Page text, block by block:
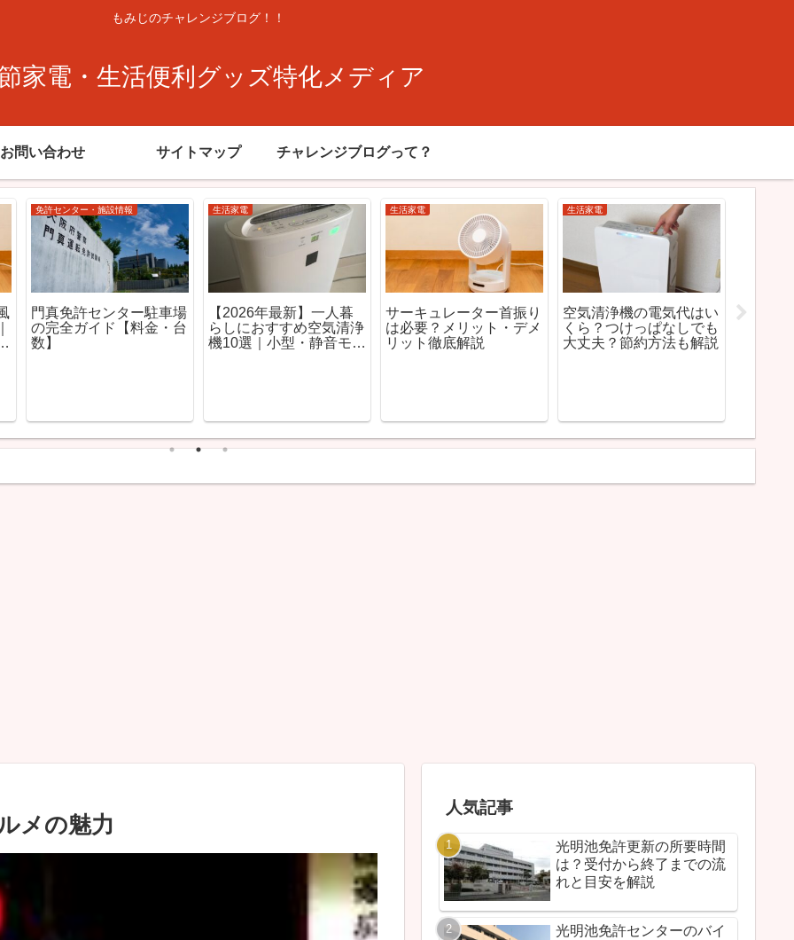
もみじのチャレンジブログ！！
家電・生活便利グッズ特化メディア
お問い合わせ サイトマップ チャレンジブログって？
タ
人暮
モデ
生活家電
DC vs AC 比較！サーキ
ュレーター電気代を徹底
生活家電 免許センター・施設情報
光明池免許センターの駐
車場は満車？料金・混雑
時間と停めるコツ完全ガ
生活家電
【2026年版】ルンバ vs
ロボロック徹底比較｜ど
っちがおすすめ？性能・
メの魅力
人気記事
光明池免許更新の所要時間
は？受付から終了までの流
れと目安を解説
光明池免許センターのバイ